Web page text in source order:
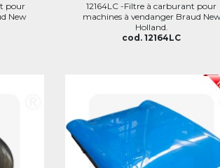
pour
New
12164LC -Filtre à carburant pour
machines à vendanger Braud New
Holland.
cod. 12164LC